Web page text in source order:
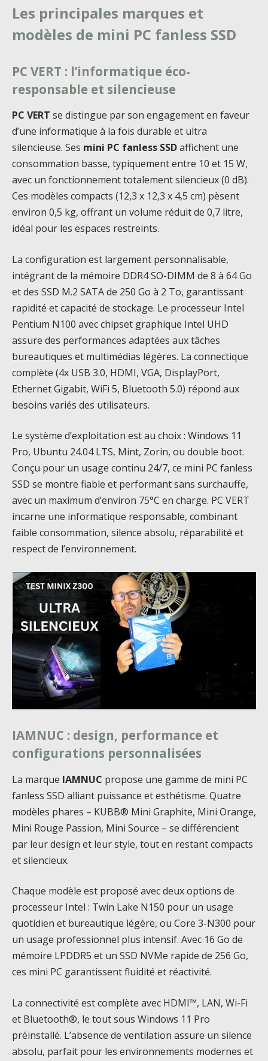
Les principales marques et
modèles de mini PC fanless SSD
PC VERT : l’informatique éco-
responsable et silencieuse
PC VERT se distingue par son engagement en faveur
d’une informatique à la fois durable et ultra
silencieuse. Ses mini PC fanless SSDaffichent une
consommation basse, typiquement entre 10 et 15 W,
avec un fonctionnement totalement silencieux (0 dB).
Ces modèles compacts (12,3 x 12,3 x 4,5 cm) pèsent
environ 0,5 kg, offrant un volume réduit de 0,7 litre,
idéal pour les espaces restreints.
La configuration est largement personnalisable,
intégrant de la mémoire DDR4 SO-DIMM de 8 à 64 Go
et des SSD M.2 SATA de 250 Go à 2 To, garantissant
rapidité et capacité de stockage. Le processeur Intel
Pentium N100 avec chipset graphique Intel UHD
assure des performances adaptées aux tâches
bureautiques et multimédias légères. La connectique
complète (4x USB 3.0, HDMI, VGA, DisplayPort,
Ethernet Gigabit, WiFi 5, Bluetooth 5.0) répond aux
besoins variés des utilisateurs.
Le système d’exploitation est au choix : Windows 11
Pro, Ubuntu 24.04 LTS, Mint, Zorin, ou double boot.
Conçu pour un usage continu 24/7, ce mini PC fanless
SSD se montre fiable et performant sans surchauffe,
avec un maximum d’environ 75°C en charge. PC VERT
incarne une informatique responsable, combinant
faible consommation, silence absolu, réparabilité et
respect de l’environnement.
IAMNUC : design, performance et
configurations personnalisées
La marque IAMNUC propose une gamme de mini PC
fanless SSD alliant puissance et esthétisme. Quatre
modèles phares – KUBB® Mini Graphite, Mini Orange,
Mini Rouge Passion, Mini Source – se différencient
par leur design et leur style, tout en restant compacts
et silencieux.
Chaque modèle est proposé avec deux options de
processeur Intel : Twin Lake N150 pour un usage
quotidien et bureautique légère, ou Core 3-N300 pour
un usage professionnel plus intensif. Avec 16 Go de
mémoire LPDDR5 et un SSD NVMe rapide de 256 Go,
ces mini PC garantissent fluidité et réactivité.
La connectivité est complète avec HDMI™, LAN, Wi-Fi
et Bluetooth®, le tout sous Windows 11 Pro
préinstallé. L’absence de ventilation assure un silence
absolu, parfait pour les environnements modernes et